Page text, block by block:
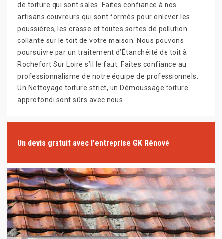
de toiture qui sont sales. Faites confiance à nos
artisans couvreurs qui sont formés pour enlever les
poussières, les crasse et toutes sortes de pollution
collante sur le toit de votre maison. Nous pouvons
poursuivre par un traitement d’Étanchéité de toit à
Rochefort Sur Loire s’il le faut. Faites confiance au
professionnalisme de notre équipe de professionnels.
Un Nettoyage toiture strict, un Démoussage toiture
approfondi sont sûrs avec nous.
Un devis gratuit avec l'entreprise GK Rénové